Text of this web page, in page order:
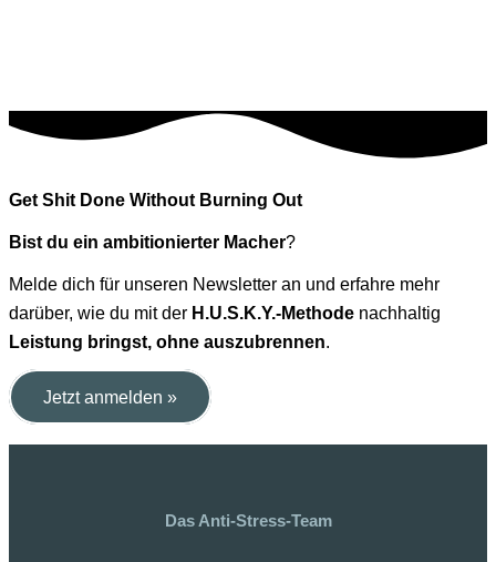
Get Shit Done Without Burning Out
Bist du ein ambitionierter Macher?
Melde dich für unseren Newsletter an und erfahre mehr
darüber, wie du mit der H.U.S.K.Y.-Methode nachhaltig
Leistung bringst, ohne auszubrennen.
Jetzt anmelden »
Das Anti-Stress-Team